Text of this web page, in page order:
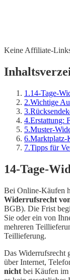
Keine Affiliate-
1 .14-Tage-
2.Wichtige
3.
4.Erstattung:
5.Muster-
6.Marktplatz-
7.Tipps für
14-Tage-
Bei Online-Käufen
Widerrufsrecht
BGB). Die Frist
Sie oder ein von
mehreren
Teillieferung.
Das Widerrufsrecht
über Internet,
nicht bei Käufen im